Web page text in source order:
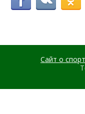
Сайт о